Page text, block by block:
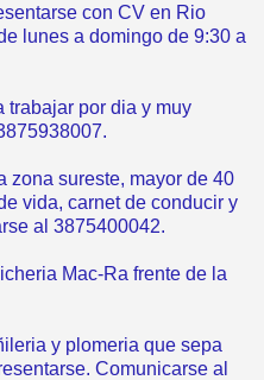
con CV en Rio
lunes a domingo de 9:30 a
trabajar por dia y muy
zona sureste, mayor de 40
vida, carnet de conducir y
al 3875400042.
Mac-Ra frente de la
y plomeria que sepa
Comunicarse al